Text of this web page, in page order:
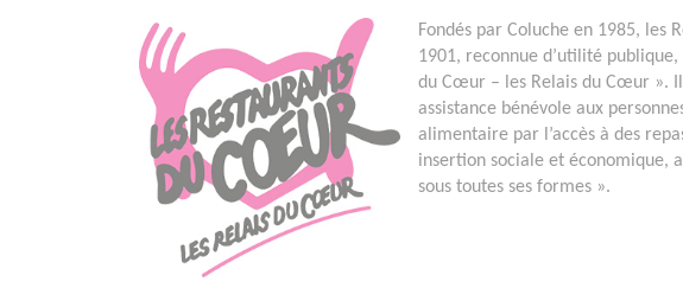
Fondés par Coluche en 1985, les
1901, reconnue d’utilité
du Cœur – les Relais du Cœur ».
assistance bénévole aux
alimentaire par l’accès à des
insertion sociale et économique,
sous toutes ses formes ».